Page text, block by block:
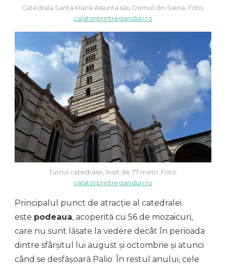
Catedrala Santa Maria Assunta sau Domul din Siena. Foto:
calatorprintreganduri.ro
Turnul catedralei, înalt de 77 metri. Foto:
calatorprintreganduri.ro
Principalul punct de atracție al catedralei
este podeaua, acoperită cu 56 de mozaicuri,
care nu sunt lăsate la vedere decât în perioada
dintre sfârșitul lui august și octombrie și atunci
când se desfășoară Palio. În restul anului, cele